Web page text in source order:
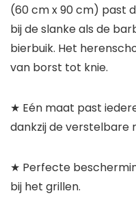
(60 cm x 90 cm) past
bij de slanke als de
bierbuik. Het
van borst tot knie.
★ Eén maat past
dankzij de verstelbare
★ Perfecte
bij het grillen.